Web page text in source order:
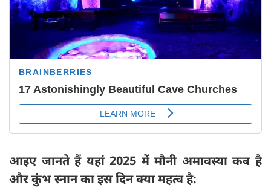
आइए जानते हैं यहां 2025 में मौनी अमावस्या कब है
और कुंभ स्नान का इस दिन क्या महत्व है: